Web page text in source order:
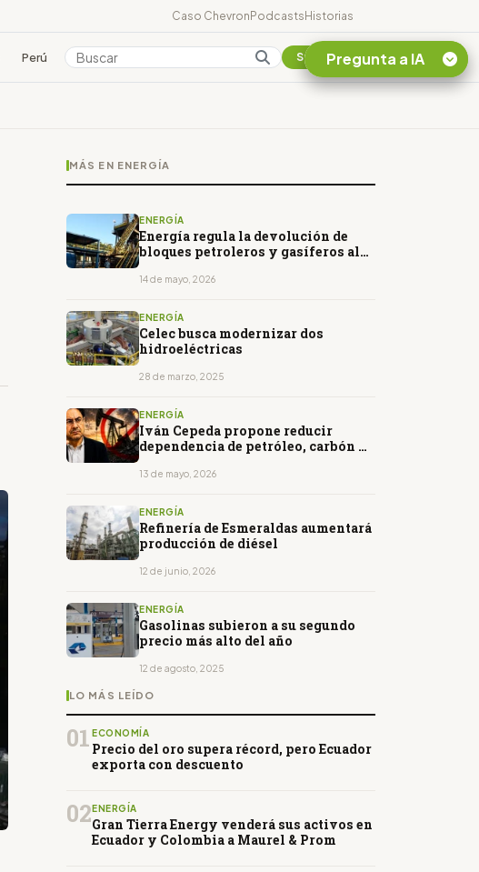
Caso ChevronPodcastsHistorias
Perú Colombia Suscribirse
MÁS EN ENERGÍA
ENERGÍA
Energía regula la devolución de
bloques petroleros y gasíferos al
14 de mayo, 2026
ENERGÍA
Celec busca modernizar dos
hidroeléctricas
28 de marzo, 2025
ENERGÍA
Iván Cepeda propone reducir
dependencia de petróleo, carbón y
13 de mayo, 2026
ENERGÍA
Refinería de Esmeraldas aumentará
producción de diésel
12 de junio, 2026
ENERGÍA
Gasolinas subieron a su segundo
precio más alto del año
12 de agosto, 2025
LO MÁS LEÍDO
01 ECONOMÍA
Precio del oro supera récord, pero Ecuador
exporta con descuento
02 ENERGÍA
Gran Tierra Energy venderá sus activos en
Ecuador y Colombia a Maurel & Prom
Pregunta a IA
¿En que consiste la